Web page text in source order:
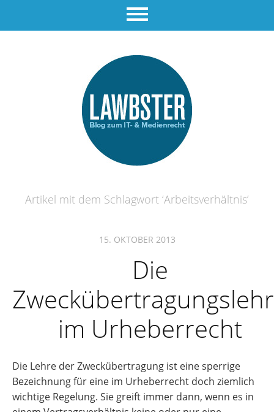
Artikel mit dem Schlagwort ‘Arbeitsverhältnis’
15. OKTOBER 2013
Die
im Urheberrecht
Die Lehre der Zweckübertragung ist eine sperrige
Bezeichnung für eine im Urheberrecht doch ziemlich
wichtige Regelung. Sie greift immer dann, wenn es in